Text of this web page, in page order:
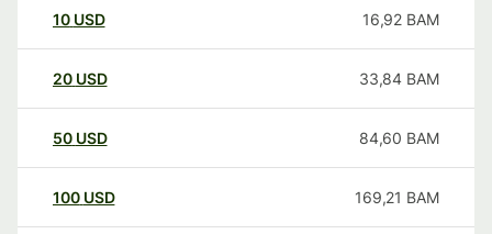
10 USD 16,92 BAM
20 USD 33,84 BAM
50 USD 84,60 BAM
100 USD 169,21 BAM